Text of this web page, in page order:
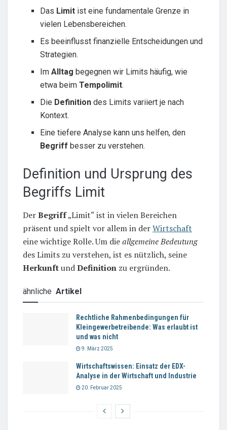
Das Limit ist eine fundamentale Grenze in
vielen Lebensbereichen.
Es beeinflusst finanzielle Entscheidungen und
Strategien.
ImAlltag begegnen wir Limits häufig, wie
etwa beimTempolimit.
Die Definition des Limits variiert je nach
Kontext.
Eine tiefere Analyse kann uns helfen, den
Begriff besser zu verstehen.
Definition und Ursprung des
Begriffs Limit
DerBegriff„Limit“ ist in vielen Bereichen
präsent und spielt vor allem in derWirtschaft
eine wichtige Rolle. Um dieallgemeine Bedeutung
des Limits zu verstehen, ist es nützlich, seine
HerkunftundDefinition zu ergründen.
ähnliche Artikel
Rechtliche Rahmenbedingungen für
Kleingewerbetreibende: Was erlaubt ist
und was nicht
9. März 2025
Wirtschaftswissen: Einsatz der EDX-
Analyse in der Wirtschaft und Industrie
20. Februar 2025